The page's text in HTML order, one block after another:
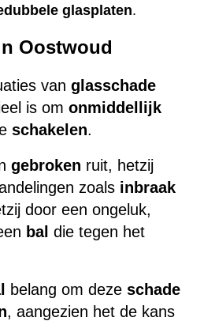
glasplaten.
Oostwoud
van glasschade
is om onmiddellijk
schakelen.
gebroken ruit, hetzij
zoals inbraak
door een ongeluk,
bal die tegen het
belang om deze schade
, aangezien het de kans